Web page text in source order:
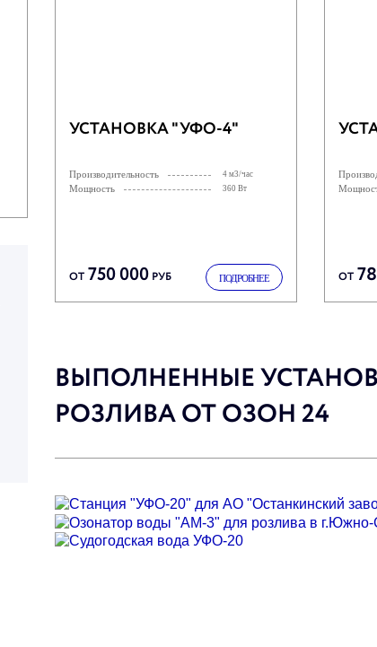
УСТАНОВКА "УФО-4"
Производительность 4 м3/час
Мощность 360 Вт
ОТ 750 000 РУБ ПОДРОБНЕЕ ОТ
ВЫПОЛНЕННЫЕ
РОЗЛИВА ОТ ОЗОН 24